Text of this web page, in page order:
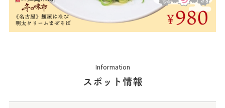
Information
スポット情報